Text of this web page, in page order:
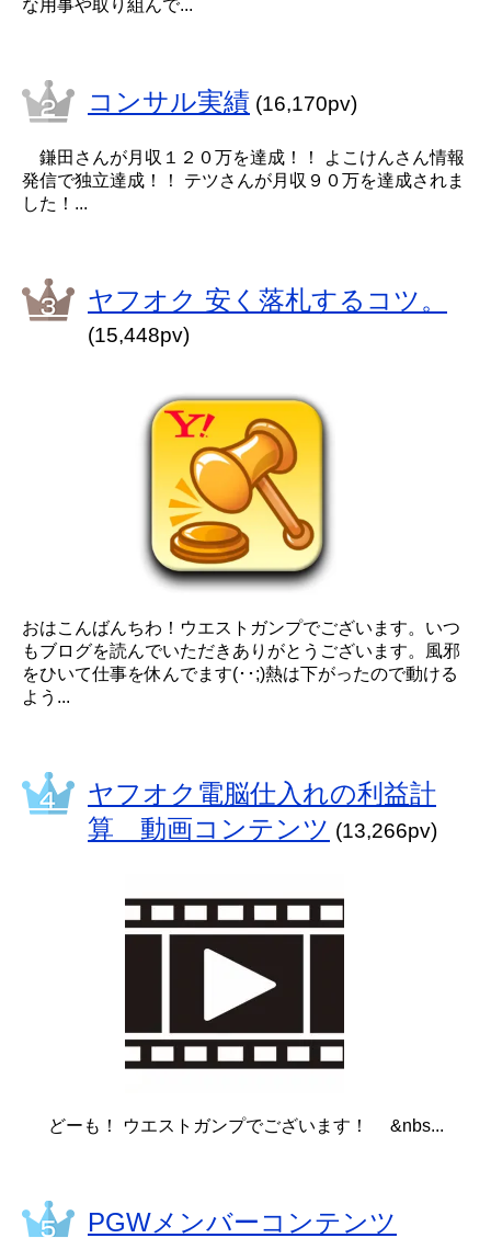
な用事や取り組んで...
コンサル実績 (16,170pv)
鎌田さんが月収１２０万を達成！！ よこけんさん情報
発信で独立達成！！ テツさんが月収９０万を達成されま
した！...
ヤフオク 安く落札するコツ。
(15,448pv)
おはこんばんちわ！ウエストガンプでございます。いつ
もブログを読んでいただきありがとうございます。風邪
をひいて仕事を休んでます(･･;)熱は下がったので動ける
よう...
ヤフオク電脳仕入れの利益計
算 動画コンテンツ (13,266pv)
どーも！ ウエストガンプでございます！ &nbs...
PGWメンバーコンテンツ